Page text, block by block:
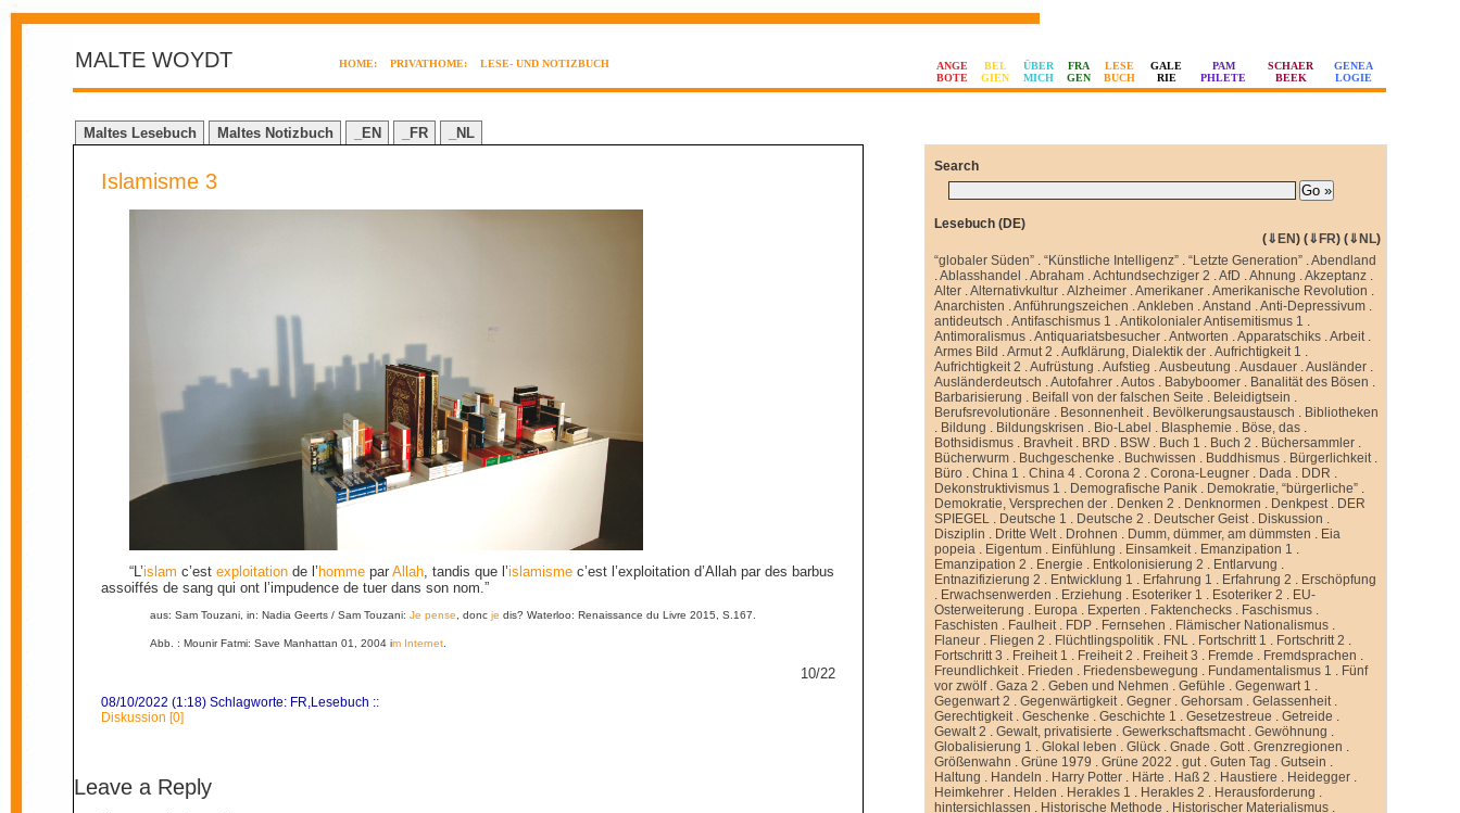
MALTE WOYDT HOME: PRIVATHOME: LESE- UND NOTIZBUCH
ANGE
BOTE
BEL
GIEN
ÜBER
MICH
FRA
GEN
LESE
BUCH
GALE
RIE
PAM
PHLETE
SCHAER
BEEK
GENEA
LOGIE
Maltes Lesebuch Maltes Notizbuch _EN _FR _NL
Islamisme 3
“L’islam c’estexploitation de l’ homme parAllah, tandis que l’islamisme c’est l’exploitation d’Allah par des barbus
assoiffés de sang qui ont l’impudence de tuer dans son nom.”
aus: Sam Touzani, in: Nadia Geerts / Sam Touzani: Je pense, donc je dis? Waterloo: Renaissance du Livre 2015, S.167.
Abb. : Mounir Fatmi: Save Manhattan 01, 2004 im Internet.
10/22
08/10/2022 (1:18) Schlagworte: FR,Lesebuch ::
Diskussion [0]
Leave a Reply
Search
Lesebuch (DE)
(⇓EN) (⇓FR) (⇓NL)
“globaler Süden” .“Künstliche Intelligenz” .“Letzte Generation” .Abendland
.Ablasshandel .Abraham .Achtundsechziger 2 .AfD .Ahnung .Akzeptanz .
Alter .Alternativkultur .Alzheimer .Amerikaner .Amerikanische Revolution .
Anarchisten .Anführungszeichen .Ankleben .Anstand .Anti-Depressivum .
antideutsch .Antifaschismus 1 .Antikolonialer Antisemitismus 1 .
Antimoralismus .Antiquariatsbesucher .Antworten .Apparatschiks .Arbeit.
Armes Bild .Armut 2 .Aufklärung, Dialektik der .Aufrichtigkeit 1 .
Aufrichtigkeit 2 .Aufrüstung .Aufstieg .Ausbeutung .Ausdauer .Ausländer .
Ausländerdeutsch .Autofahrer .Autos . Babyboomer . Banalität des Bösen .
Barbarisierung . Beifall von der falschen Seite . Beleidigtsein .
Berufsrevolutionäre . Besonnenheit. Bevölkerungsaustausch . Bibliotheken
. Bildung . Bildungskrisen . Bio-Label . Blasphemie . Böse, das .
Bothsidismus . Bravheit. BRD . BSW. Buch 1 . Buch 2 . Büchersammler .
Bücherwurm . Buchgeschenke . Buchwissen . Buddhismus . Bürgerlichkeit.
Büro .China 1 .China 4 .Corona 2 .Corona-Leugner . Dada . DDR .
Dekonstruktivismus 1 . Demografische Panik . Demokratie, “bürgerliche” .
Demokratie, Versprechen der . Denken 2 . Denknormen . Denkpest. DER
SPIEGEL . Deutsche 1 . Deutsche 2 . Deutscher Geist. Diskussion .
Disziplin . Dritte Welt. Drohnen . Dumm, dümmer, am dümmsten . Eia
popeia . Eigentum . Einfühlung . Einsamkeit. Emanzipation 1 .
Emanzipation 2 . Energie . Entkolonisierung 2 . Entlarvung .
Entnazifizierung 2 . Entwicklung 1 . Erfahrung 1 . Erfahrung 2 . Erschöpfung
. Erwachsenwerden . Erziehung . Esoteriker 1 . Esoteriker 2 . EU-
Osterweiterung . Europa . Experten . Faktenchecks . Faschismus .
Faschisten . Faulheit. FDP . Fernsehen . Flämischer Nationalismus .
Flaneur . Fliegen 2 . Flüchtlingspolitik . FNL . Fortschritt 1 . Fortschritt 2 .
Fortschritt 3 . Freiheit 1 . Freiheit 2 . Freiheit 3 . Fremde . Fremdsprachen .
Freundlichkeit. Frieden . Friedensbewegung . Fundamentalismus 1 . Fünf
vor zwölf.Gaza 2 .Geben und Nehmen .Gefühle .Gegenwart 1 .
Gegenwart 2 .Gegenwärtigkeit.Gegner .Gehorsam .Gelassenheit.
Gerechtigkeit.Geschenke .Geschichte 1 .Gesetzestreue .Getreide .
Gewalt 2 .Gewalt, privatisierte .Gewerkschaftsmacht.Gewöhnung .
Globalisierung 1 .Glokal leben .Glück .Gnade .Gott.Grenzregionen .
Größenwahn .Grüne 1979 .Grüne 2022 .gut.Guten Tag .Gutsein .
Haltung . Handeln . Harry Potter . Härte . Haß 2 . Haustiere . Heidegger .
Heimkehrer . Helden . Herakles 1 . Herakles 2 . Herausforderung .
hintersichlassen . Historische Methode . Historischer Materialismus .